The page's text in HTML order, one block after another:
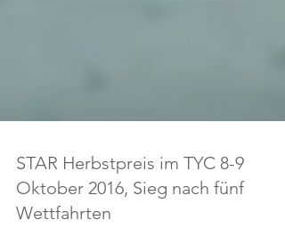
STAR Herbstpreis im TYC 8-9
Oktober 2016, Sieg nach fünf